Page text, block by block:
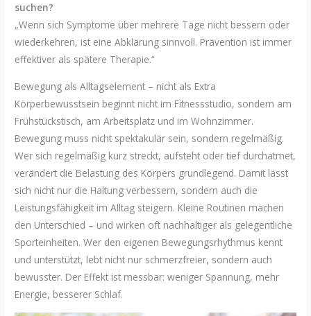
suchen?
„Wenn sich Symptome über mehrere Tage nicht bessern oder
wiederkehren, ist eine Abklärung sinnvoll. Prävention ist immer
effektiver als spätere Therapie.“
Bewegung als Alltagselement – nicht als Extra
Körperbewusstsein beginnt nicht im Fitnessstudio, sondern am
Frühstückstisch, am Arbeitsplatz und im Wohnzimmer.
Bewegung muss nicht spektakulär sein, sondern regelmäßig.
Wer sich regelmäßig kurz streckt, aufsteht oder tief durchatmet,
verändert die Belastung des Körpers grundlegend. Damit lässt
sich nicht nur die Haltung verbessern, sondern auch die
Leistungsfähigkeit im Alltag steigern. Kleine Routinen machen
den Unterschied – und wirken oft nachhaltiger als gelegentliche
Sporteinheiten. Wer den eigenen Bewegungsrhythmus kennt
und unterstützt, lebt nicht nur schmerzfreier, sondern auch
bewusster. Der Effekt ist messbar: weniger Spannung, mehr
Energie, besserer Schlaf.